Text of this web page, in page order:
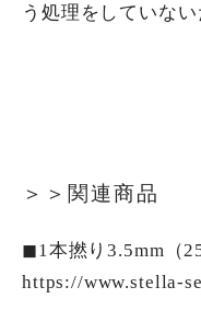
う処理をしていな
＞＞関連商品
◼︎1本撚り3.5mm（
https://www.stella-